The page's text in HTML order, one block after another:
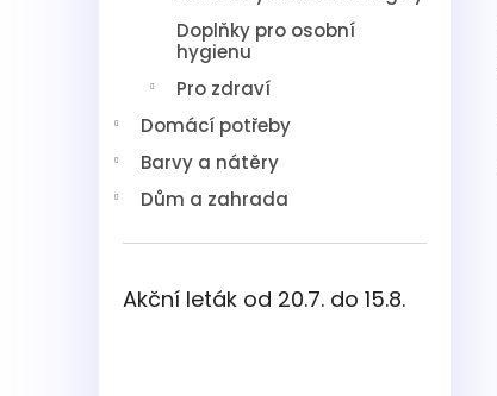
Doplňky pro osobní
hygienu
Pro zdraví
Domácí potřeby
Barvy a nátěry
Dům a zahrada
Akční leták od 20.7. do 15.8.